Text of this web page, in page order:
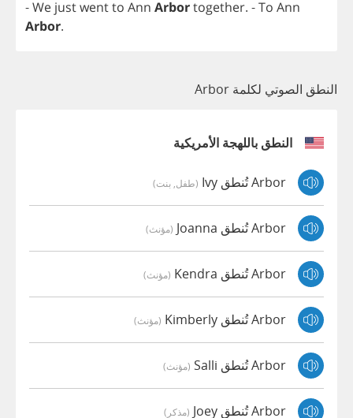
-We justwentto Ann Arbortogether. -To Ann
Arbor.
النطق الصوتي لكلمة Arbor
النطق باللهجة الأمريكية
Arbor تُنطق Ivy (طفل, بنت)
Arbor تُنطق Joanna (مؤنث)
Arbor تُنطق Kendra (مؤنث)
Arbor تُنطق Kimberly (مؤنث)
Arbor تُنطق Salli (مؤنث)
Arbor تُنطق Joey (مذكر)